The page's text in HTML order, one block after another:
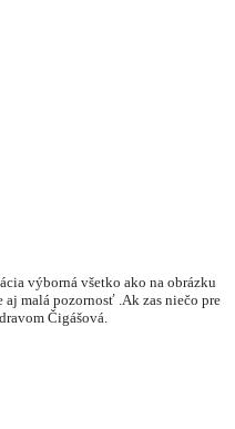
výborná všetko ako na obrázku
aj malá pozornosť .Ak zas niečo pre
Čigášová.